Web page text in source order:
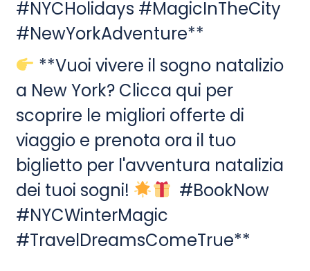
#NYCHolidays #MagicInTheCity
#NewYorkAdventure**
**Vuoi vivere il sogno natalizio
a New York? Clicca qui per
scoprire le migliori offerte di
viaggio e prenota ora il tuo
biglietto per l'avventura natalizia
dei tuoi sogni!
#BookNow
#NYCWinterMagic
#TravelDreamsComeTrue**